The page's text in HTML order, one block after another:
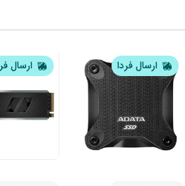
ارسال فردا ارسال